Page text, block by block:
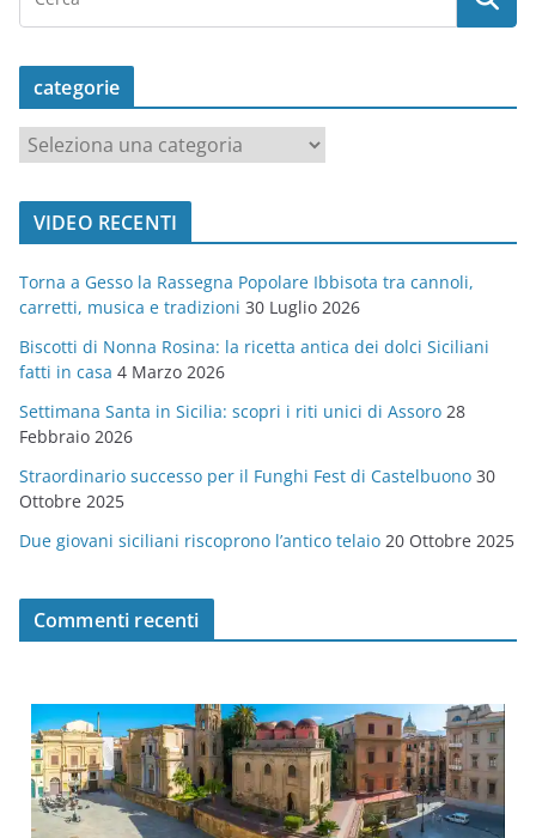
categorie
a
t
o
r
i
e
VIDEO RECENTI
Torna a Gesso la Rassegna Popolare Ibbisota tra cannoli,
carretti, musica e tradizioni 30 Luglio 2026
Biscotti di Nonna Rosina: la ricetta antica dei dolci Siciliani
fatti in casa 4 Marzo 2026
Settimana Santa in Sicilia: scopri i riti unici di Assoro 28
Febbraio 2026
Straordinario successo per il Funghi Fest di Castelbuono 30
Ottobre 2025
Due giovani siciliani riscoprono l’antico telaio 20 Ottobre 2025
Commenti recenti